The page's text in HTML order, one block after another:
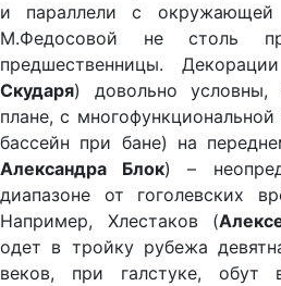
и параллели с окружающей
М.Федосовой не столь
предшественницы.
Скударя) довольно
плане, с
бассейн при бане) на
Александра Блок) –
диапазоне от гоголевских
Например, Хлестаков (
одет в тройку рубежа
веков, при галстуке, обут